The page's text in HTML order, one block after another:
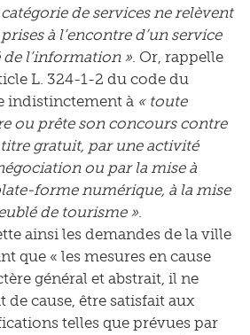
de services ne relèvent
à l’encontre d’un service
l’information ». Or, rappelle
L. 324-1-2 du code du
indistinctement à « toute
ou prête son concours contre
gratuit, par une activité
ou par la mise à
forme numérique, à la mise
de tourisme ».
ainsi les demandes de la ville
que « les mesures en cause
général et abstrait, il ne
cause, être satisfait aux
telles que prévues par